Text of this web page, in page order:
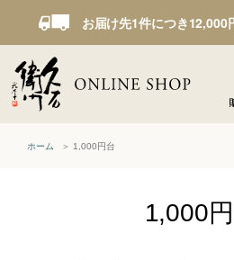
お届け先1件につき12,000
ホーム 1,000円台
1,000